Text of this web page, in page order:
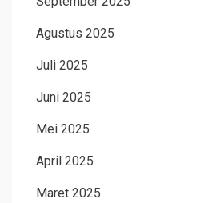
Agustus 2025
Juli 2025
Juni 2025
Mei 2025
April 2025
Maret 2025